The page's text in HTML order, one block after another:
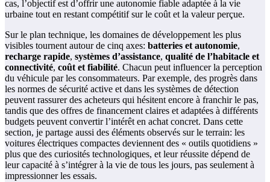
cas, l’objectif est d’offrir une autonomie fiable adaptée à la vie
urbaine tout en restant compétitif sur le coût et la valeur perçue.
Sur le plan technique, les domaines de développement les plus
visibles tournent autour de cinq axes: batteries et autonomie,
recharge rapide, systèmes d’assistance, qualité de l’habitacle et
connectivité, coût et fiabilité. Chacun peut influencer la perception
du véhicule par les consommateurs. Par exemple, des progrès dans
les normes de sécurité active et dans les systèmes de détection
peuvent rassurer des acheteurs qui hésitent encore à franchir le pas,
tandis que des offres de financement claires et adaptées à différents
budgets peuvent convertir l’intérêt en achat concret. Dans cette
section, je partage aussi des éléments observés sur le terrain: les
voitures électriques compactes deviennent des « outils quotidiens »
plus que des curiosités technologiques, et leur réussite dépend de
leur capacité à s’intégrer à la vie de tous les jours, pas seulement à
impressionner les essais.